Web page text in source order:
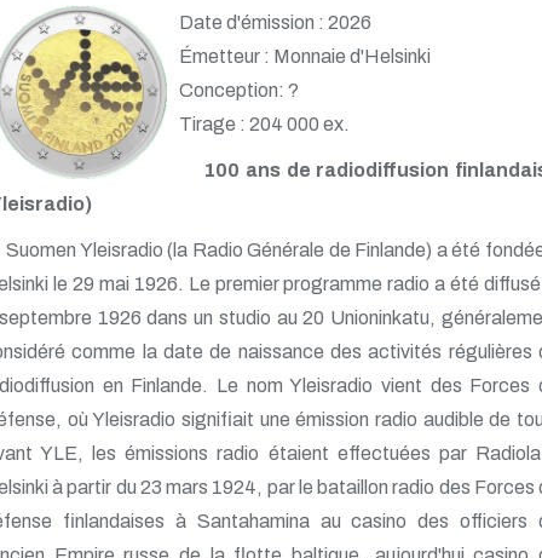
Date d'émission : 2026
Émetteur : Monnaie d'Helsinki
Conception: ?
Tirage : 204 000 ex.
100 ans de radiodiffusion
Suomen Yleisradio (la Radio Générale de Finlande) a été
le 29 mai 1926. Le premier programme radio a été
1926 dans un studio au 20 Unioninkatu,
comme la date de naissance des activités régulières
en Finlande. Le nom Yleisradio vient des Forces
où Yleisradio signifiait une émission radio audible de
YLE, les émissions radio étaient effectuées par
à partir du 23 mars 1924, par le bataillon radio des Forces
finlandaises à Santahamina au casino des officiers